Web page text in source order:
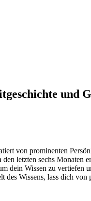
und
von prominenten
letzten sechs
Wissen zu vertiefen
Wissens, lass dich